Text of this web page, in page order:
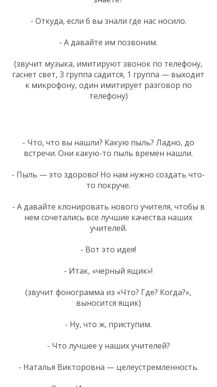
- Откуда, если б вы знали где нас носило.
- А давайте им позвоним.
(звучит музыка, имитируют звонок по телефону,
гаснет свет, 3 группа садится, 1 группа — выходит
к микрофону, один имитирует разговор по
телефону)
- Что, что вы нашли? Какую пыль? Ладно, до
встречи. Они какую-то пыль времен нашли.
- Пыль — это здорово! Но нам нужно создать что-
то покруче.
- А давайте клонировать нового учителя, чтобы в
нем сочетались все лучшие качества наших
учителей.
- Вот это идея!
- Итак, «черный ящик»!
(звучит фонограмма из «Что? Где? Когда?»,
выносится ящик)
- Ну, что ж, приступим.
- Что лучшее у наших учителей?
- Наталья Викторовна — целеустремленность.